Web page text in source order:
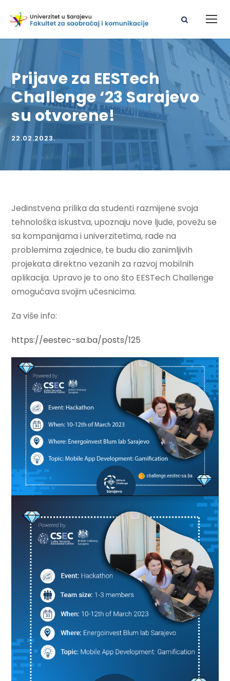
Prijave za EESTech
Challenge ‘23 Sarajevo
su otvorene!
22.02.2023.
Jedinstvena prilika da studenti razmijene svoja
tehnološka iskustva, upoznaju nove ljude, povežu se
sa kompanijama i univerzitetima, rade na
problemima zajednice, te budu dio zanimljivih
projekata direktno vezanih za razvoj mobilnih
aplikacija. Upravo je to ono što EESTech Challenge
omogućava svojim učesnicima.
Za više info:
https://eestec-sa.ba/posts/125